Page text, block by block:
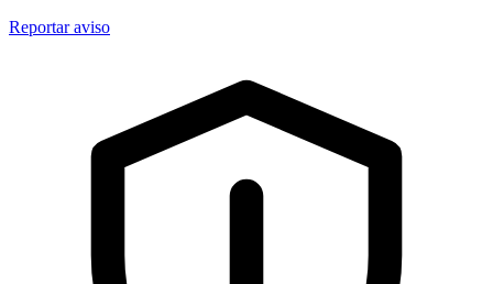
Reportar aviso